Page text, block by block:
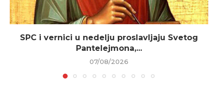
SPC i vernici u nedelju proslavljaju Svetog
Pantelejmona,...
07/08/2026